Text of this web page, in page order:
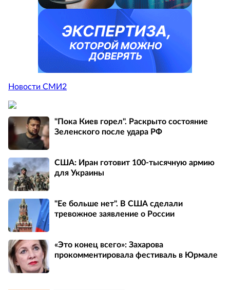
Новости СМИ2
"Пока Киев горел". Раскрыто состояние
Зеленского после удара РФ
США: Иран готовит 100-тысячную армию
для Украины
"Ее больше нет". В США сделали
тревожное заявление о России
«Это конец всего»: Захарова
прокомментировала фестиваль в Юрмале